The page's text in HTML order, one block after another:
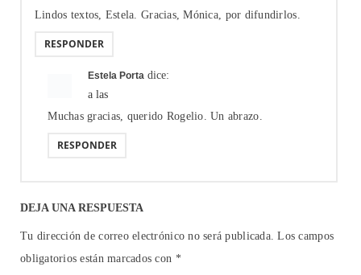
Lindos textos, Estela. Gracias, Mónica, por difundirlos.
RESPONDER
Estela Porta dice:
a las
Muchas gracias, querido Rogelio. Un abrazo.
RESPONDER
DEJA UNA RESPUESTA
Tu dirección de correo electrónico no será publicada. Los campos
obligatorios están marcados con *